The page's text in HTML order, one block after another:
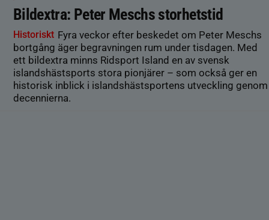
Bildextra: Peter Meschs storhetstid
Historiskt Fyra veckor efter beskedet om Peter Meschs
bortgång äger begravningen rum under tisdagen. Med
ett bildextra minns Ridsport Island en av svensk
islandshästsports stora pionjärer – som också ger en
historisk inblick i islandshästsportens utveckling genom
decennierna.